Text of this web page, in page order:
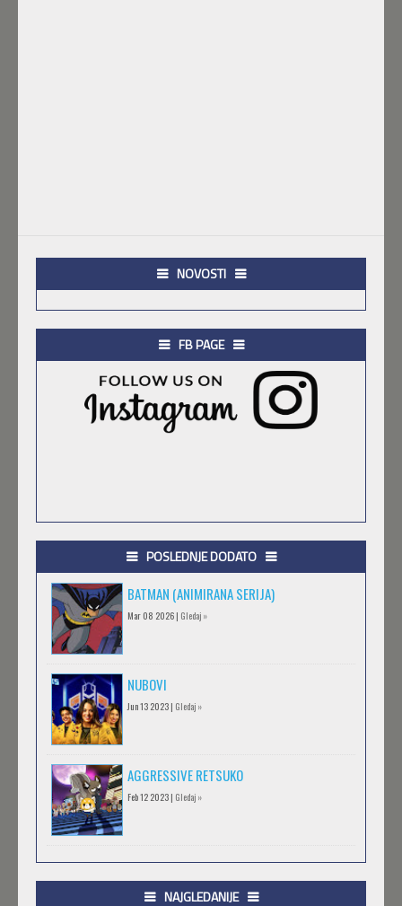
NOVOSTI
FB PAGE
POSLEDNJE DODATO
BATMAN (ANIMIRANA SERIJA)
Mar 08 2026 | Gledaj »
NUBOVI
Jun 13 2023 | Gledaj »
AGGRESSIVE RETSUKO
Feb 12 2023 | Gledaj »
.HACK//GIFT
NAJGLEDANIJE